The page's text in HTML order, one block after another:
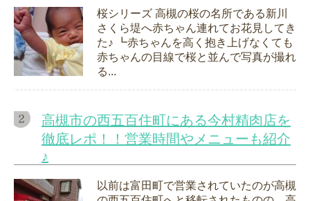
桜シリーズ 高槻の桜の名所である新川
さくら堤へ赤ちゃん連れてお花見してき
た♪ ┗赤ちゃんを高く抱き上げなくても
赤ちゃんの目線で桜と並んで写真が撮れ
る...
高槻市の西五百住町にある今村精肉店を
徹底レポ！！営業時間やメニューも紹介
♪
以前は富田町で営業されていたのが高槻